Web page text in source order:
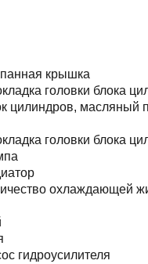
крышка
головки блока
цилиндров, масляный
головки блока
охлаждающей
гидроусилителя